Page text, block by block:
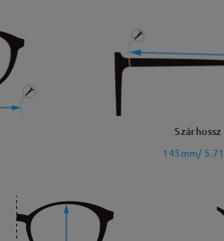
Szárhossz
145mm/